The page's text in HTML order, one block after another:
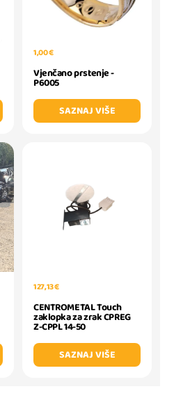
1,00 €
Vjenčano prstenje -
P6005
SAZNAJ VIŠE
127,13 €
CENTROMETAL Touch
zaklopka za zrak CPREG
Z-CPPL 14-50
SAZNAJ VIŠE